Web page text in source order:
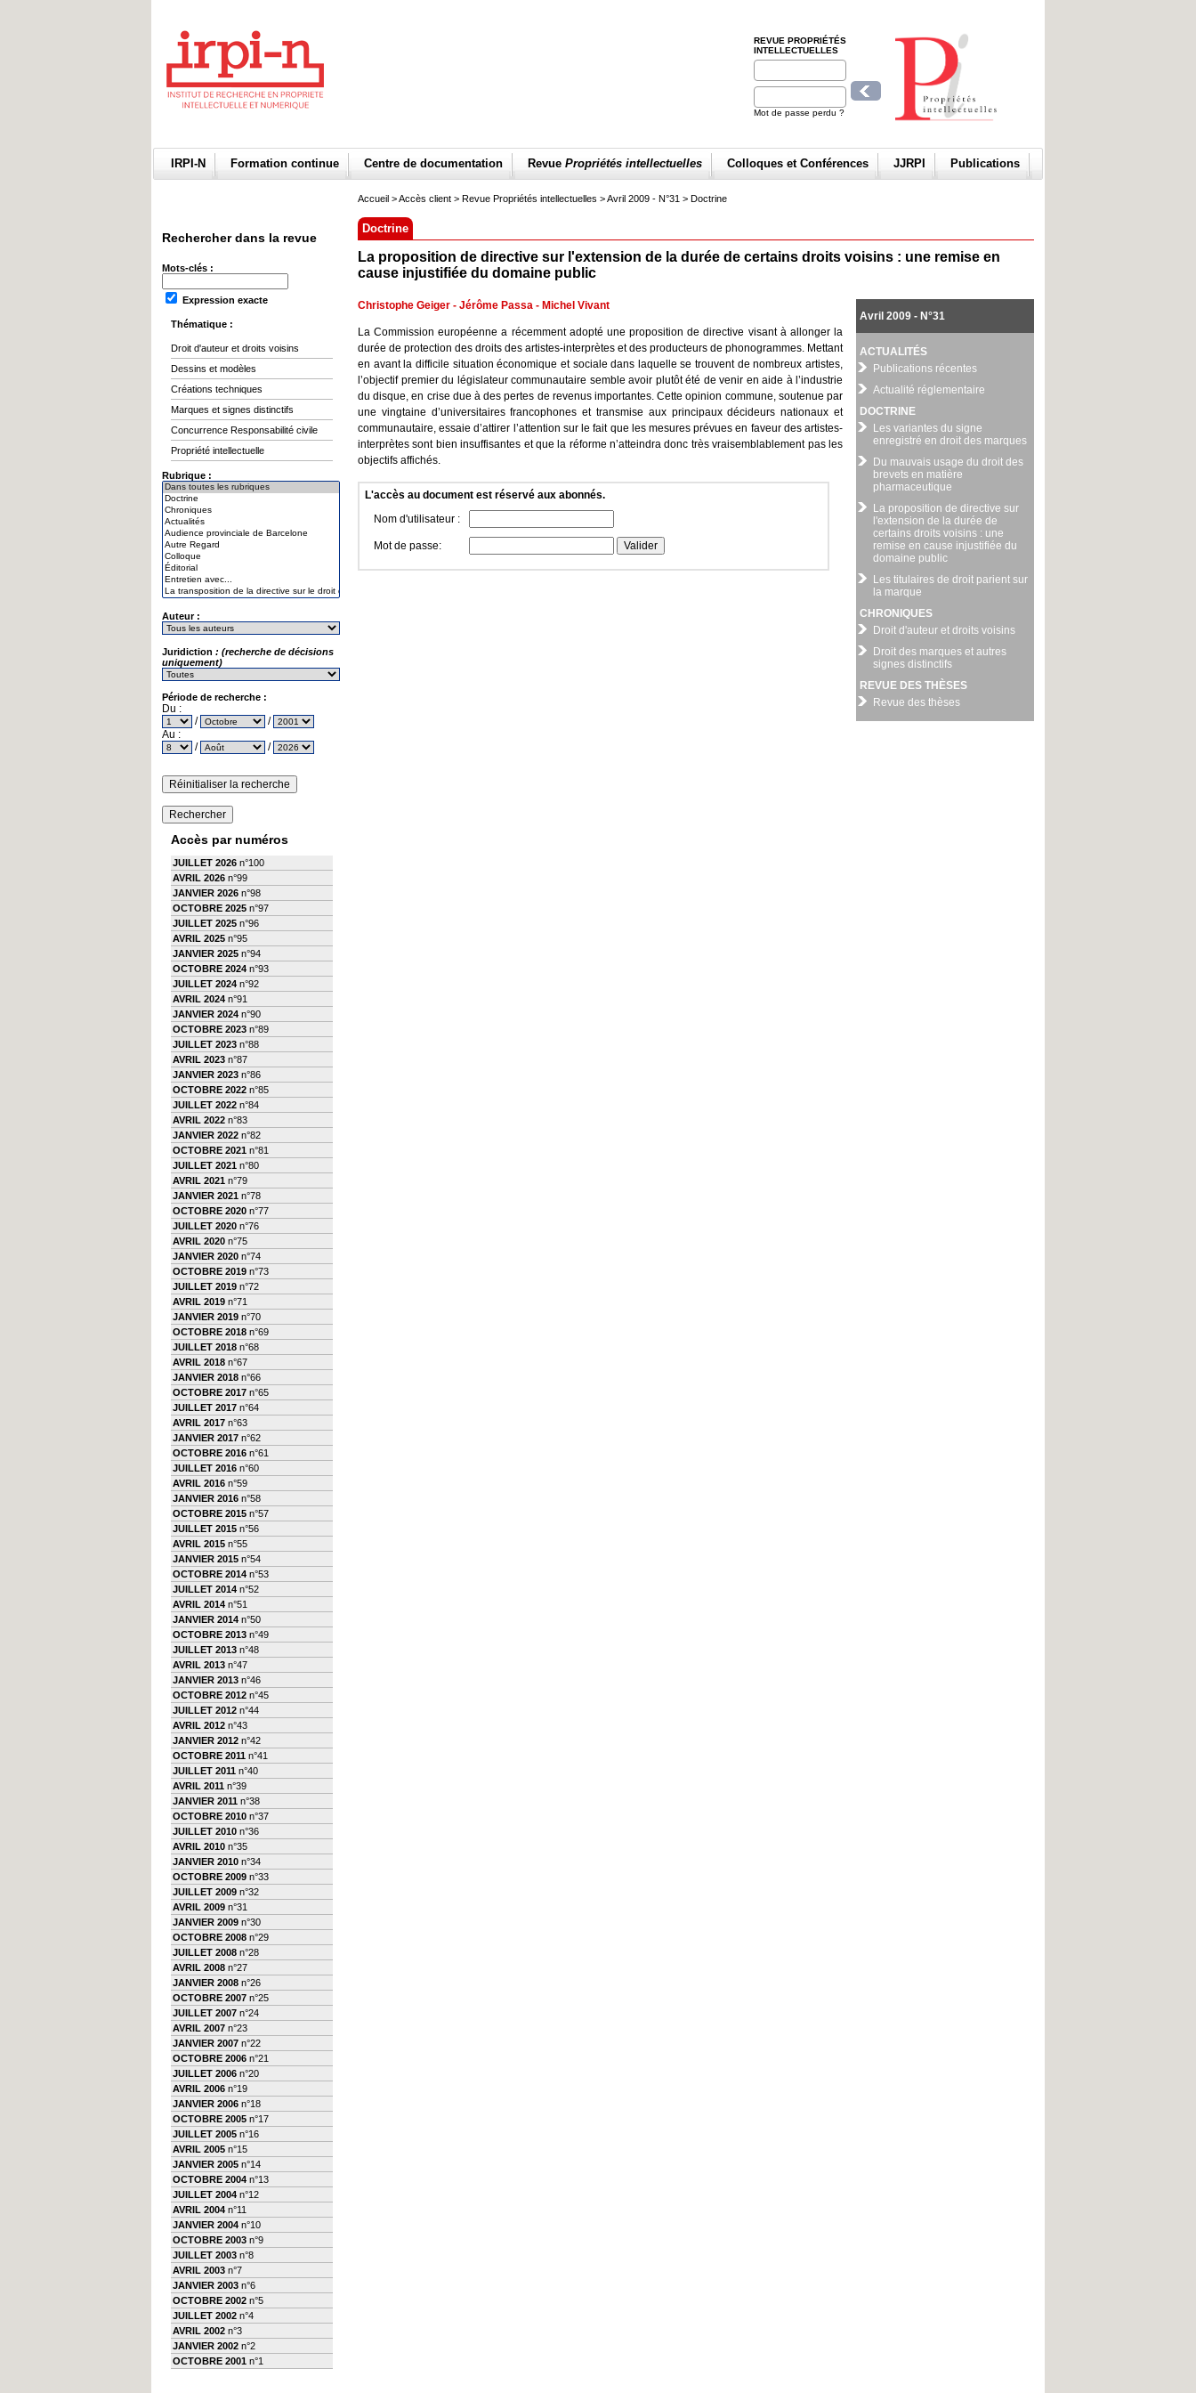
REVUE PROPRIÉTÉS
INTELLECTUELLES
Mot de passe perdu ?
IRPI-N Formation continue Centre de documentation Revue Propriétés intellectuelles Colloques et Conférences JJRPI Publications
Rechercher dans la revue
Mots-clés :
Expression exacte
Thématique :
Droit d'auteur et droits voisins
Dessins et modèles
Créations techniques
Marques et signes distinctifs
Concurrence Responsabilité civile
Propriété intellectuelle
Rubrique :
Auteur :
Juridiction : (recherche de décisions
uniquement)
Période de recherche :
Du :
/
/
Au :
/
/
Accès par numéros
JUILLET 2026 n°100
AVRIL 2026 n°99
JANVIER 2026 n°98
OCTOBRE 2025 n°97
JUILLET 2025 n°96
AVRIL 2025 n°95
JANVIER 2025 n°94
OCTOBRE 2024 n°93
JUILLET 2024 n°92
AVRIL 2024 n°91
JANVIER 2024 n°90
OCTOBRE 2023 n°89
JUILLET 2023 n°88
AVRIL 2023 n°87
JANVIER 2023 n°86
OCTOBRE 2022 n°85
JUILLET 2022 n°84
AVRIL 2022 n°83
JANVIER 2022 n°82
OCTOBRE 2021 n°81
JUILLET 2021 n°80
AVRIL 2021 n°79
JANVIER 2021 n°78
OCTOBRE 2020 n°77
JUILLET 2020 n°76
AVRIL 2020 n°75
JANVIER 2020 n°74
OCTOBRE 2019 n°73
JUILLET 2019 n°72
AVRIL 2019 n°71
JANVIER 2019 n°70
OCTOBRE 2018 n°69
JUILLET 2018 n°68
AVRIL 2018 n°67
JANVIER 2018 n°66
OCTOBRE 2017 n°65
JUILLET 2017 n°64
AVRIL 2017 n°63
JANVIER 2017 n°62
OCTOBRE 2016 n°61
JUILLET 2016 n°60
AVRIL 2016 n°59
JANVIER 2016 n°58
OCTOBRE 2015 n°57
JUILLET 2015 n°56
AVRIL 2015 n°55
JANVIER 2015 n°54
OCTOBRE 2014 n°53
JUILLET 2014 n°52
AVRIL 2014 n°51
JANVIER 2014 n°50
OCTOBRE 2013 n°49
JUILLET 2013 n°48
AVRIL 2013 n°47
JANVIER 2013 n°46
OCTOBRE 2012 n°45
JUILLET 2012 n°44
AVRIL 2012 n°43
JANVIER 2012 n°42
OCTOBRE 2011 n°41
JUILLET 2011 n°40
AVRIL 2011 n°39
JANVIER 2011 n°38
OCTOBRE 2010 n°37
JUILLET 2010 n°36
AVRIL 2010 n°35
JANVIER 2010 n°34
OCTOBRE 2009 n°33
JUILLET 2009 n°32
AVRIL 2009 n°31
JANVIER 2009 n°30
OCTOBRE 2008 n°29
JUILLET 2008 n°28
AVRIL 2008 n°27
JANVIER 2008 n°26
OCTOBRE 2007 n°25
JUILLET 2007 n°24
AVRIL 2007 n°23
JANVIER 2007 n°22
OCTOBRE 2006 n°21
JUILLET 2006 n°20
AVRIL 2006 n°19
JANVIER 2006 n°18
OCTOBRE 2005 n°17
JUILLET 2005 n°16
AVRIL 2005 n°15
JANVIER 2005 n°14
OCTOBRE 2004 n°13
JUILLET 2004 n°12
AVRIL 2004 n°11
JANVIER 2004 n°10
OCTOBRE 2003 n°9
JUILLET 2003 n°8
AVRIL 2003 n°7
JANVIER 2003 n°6
OCTOBRE 2002 n°5
JUILLET 2002 n°4
AVRIL 2002 n°3
JANVIER 2002 n°2
OCTOBRE 2001 n°1
Accueil >Accès client > Revue Propriétés intellectuelles >Avril 2009 - N°31 > Doctrine
Doctrine
La proposition de directive sur l'extension de la durée de certains droits voisins : une remise en
cause injustifiée du domaine public
Christophe Geiger - Jérôme Passa - Michel Vivant
La Commission européenne a récemment adopté une proposition de directive visant à allonger la
durée de protection des droits des artistes-interprètes et des producteurs de phonogrammes. Mettant
en avant la difficile situation économique et sociale dans laquelle se trouvent de nombreux artistes,
l’objectif premier du législateur communautaire semble avoir plutôt été de venir en aide à l’industrie
du disque, en crise due à des pertes de revenus importantes. Cette opinion commune, soutenue par
une vingtaine d’universitaires francophones et transmise aux principaux décideurs nationaux et
communautaire, essaie d’attirer l’attention sur le fait que les mesures prévues en faveur des artistes-
interprètes sont bien insuffisantes et que la réforme n’atteindra donc très vraisemblablement pas les
objectifs affichés.
L'accès au document est réservé aux abonnés.
Nom d'utilisateur :
Mot de passe:
Avril 2009 - N°31
ACTUALITÉS
Publications récentes
Actualité réglementaire
DOCTRINE
Les variantes du signe
enregistré en droit des marques
Du mauvais usage du droit des
brevets en matière
pharmaceutique
La proposition de directive sur
l'extension de la durée de
certains droits voisins : une
remise en cause injustifiée du
domaine public
Les titulaires de droit parient sur
la marque
CHRONIQUES
Droit d'auteur et droits voisins
Droit des marques et autres
signes distinctifs
REVUE DES THÈSES
Revue des thèses